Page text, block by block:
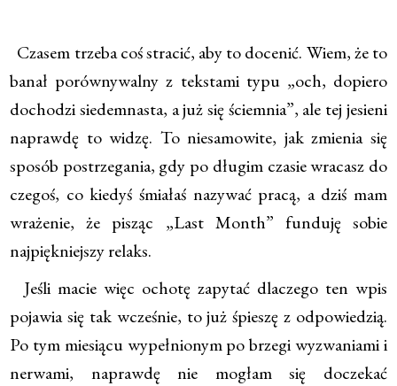
Czasem trzeba coś stracić, aby to docenić. Wiem, że to
banał porównywalny z tekstami typu „och, dopiero
dochodzi siedemnasta, a już się ściemnia”, ale tej jesieni
naprawdę to widzę. To niesamowite, jak zmienia się
sposób postrzegania, gdy po długim czasie wracasz do
czegoś, co kiedyś śmiałaś nazywać pracą, a dziś mam
wrażenie, że pisząc „Last Month” funduję sobie
najpiękniejszy relaks.
Jeśli macie więc ochotę zapytać dlaczego ten wpis
pojawia się tak wcześnie, to już śpieszę z odpowiedzią.
Po tym miesiącu wypełnionym po brzegi wyzwaniami i
nerwami, naprawdę nie mogłam się doczekać